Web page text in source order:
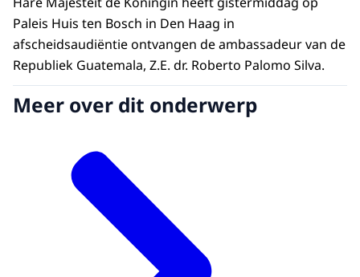
Paleis Huis ten Bosch in Den Haag in
afscheidsaudiëntie ontvangen de ambassadeur van de
Republiek Guatemala, Z.E. dr. Roberto Palomo Silva.
Meer over dit onderwerp